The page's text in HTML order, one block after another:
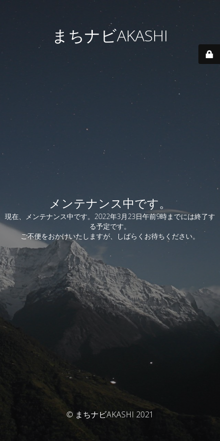
まちナビAKASHI
メンテナンス中です。
現在、メンテナンス中です。2022年3月23日午前9時までには終了す
る予定です。
ご不便をおかけいたしますが、しばらくお待ちください。
© まちナビAKASHI 2021